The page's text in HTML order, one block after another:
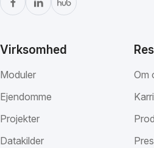
Virksomhed
Moduler
Ejendomme
Projekter
Datakilder
Om